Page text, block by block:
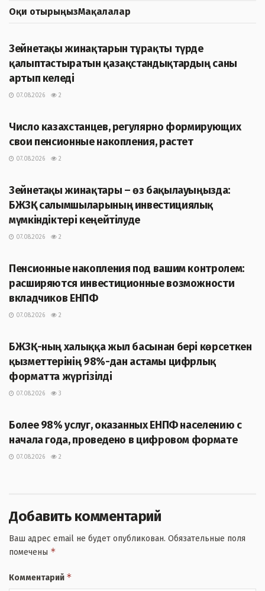
Оқи отырыңызМақалалар
Зейнетақы жинақтарын тұрақты түрде
қалыптастыратын қазақстандықтардың саны
артып келеді
07.08.2026
2
Число казахстанцев, регулярно формирующих
свои пенсионные накопления, растет
07.08.2026
2
Зейнетақы жинақтары – өз бақылауыңызда:
БЖЗҚ салымшыларының инвестициялық
мүмкіндіктері кеңейтілуде
07.08.2026
2
Пенсионные накопления под вашим контролем:
расширяются инвестиционные возможности
вкладчиков ЕНПФ
07.08.2026
2
БЖЗҚ-ның халыққа жыл басынан бері көрсеткен
қызметтерінің 98%-дан астамы цифрлық
форматта жүргізілді
07.08.2026
3
Более 98% услуг, оказанных ЕНПФ населению с
начала года, проведено в цифровом формате
07.08.2026 2
Добавить комментарий
Ваш адрес email не будет опубликован. Обязательные поля
помечены *
Комментарий *